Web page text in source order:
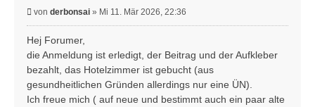
B
e
i
t
a
g
von derbonsai » Mi 11. Mär 2026, 22:36
Hej Forumer,
die Anmeldung ist erledigt, der Beitrag und der Aufkleber
bezahlt, das Hotelzimmer ist gebucht (aus
gesundheitlichen Gründen allerdings nur eine ÜN).
Ich freue mich ( auf neue und bestimmt auch ein paar alte